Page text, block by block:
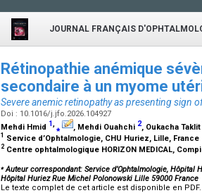
JOURNAL FRANÇAIS
Rétinopathie anémique
secondaire à un myome
Severe anemic retinopathy as presenting sign
Doi : 10.1016/j.jfo.2026.104927
Mehdi Hmid 1,⁎ , Mehdi Ouahchi 2, Oukacha Taklit
1 Service d’Ophtalmologie, CHU Huriez, Lille, France
2 Centre ophtalmologique HORIZON MEDICAL,
⁎Auteur correspondant: Service d’Ophtalmologie, Hôpital
Hôpital Huriez Rue Michel Polonowski Lille 59000 France
Le texte complet de cet article est disponible en PDF.